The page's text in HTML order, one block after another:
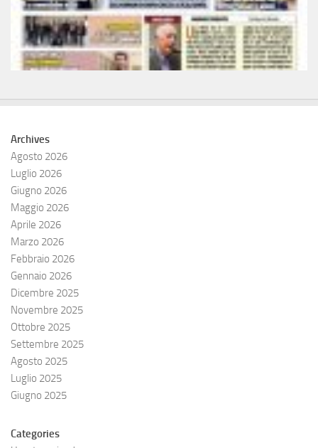
Archives
Agosto 2026
Luglio 2026
Giugno 2026
Maggio 2026
Aprile 2026
Marzo 2026
Febbraio 2026
Gennaio 2026
Dicembre 2025
Novembre 2025
Ottobre 2025
Settembre 2025
Agosto 2025
Luglio 2025
Giugno 2025
Categories